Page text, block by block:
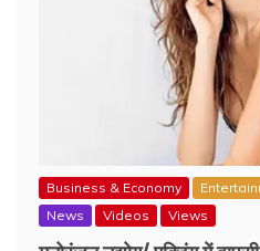
Business & Economy
News
Videos Views